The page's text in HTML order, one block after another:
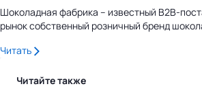
Шоколадная фабрика – известный B2B-
рынок собственный розничный бренд
Читать
Читайте также